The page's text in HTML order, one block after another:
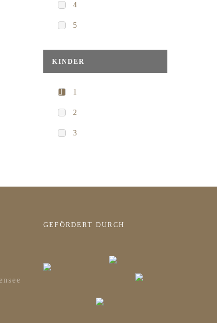
4
5
KINDER
1
2
3
GEFÖRDERT DURCH